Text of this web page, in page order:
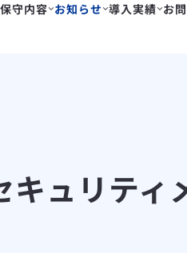
保守内容 お知らせ 導入実績 お
ュリティ